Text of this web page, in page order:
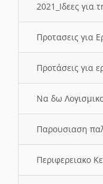
2021_Ιδεες για
Προτασεις για
Προτάσεις για
Να δω
Παρουσιαση
Περιφερειακο